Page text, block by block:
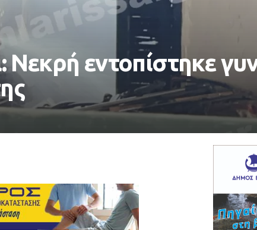
εντοπίστηκε